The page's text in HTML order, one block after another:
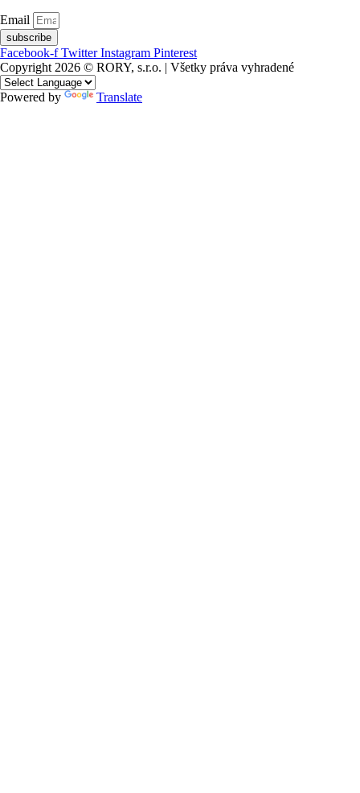
Email
subscribe
Facebook-f Twitter Instagram Pinterest
Copyright 2026 © RORY, s.r.o. | Všetky práva vyhradené
Powered by Translate